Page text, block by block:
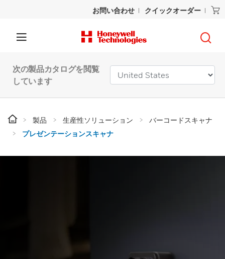
お問い合わせ クイックオーダー
次の製品カタログを閲覧
しています
製品 生産性ソリューション
バーコードスキャナ
プレゼンテーションスキャナ